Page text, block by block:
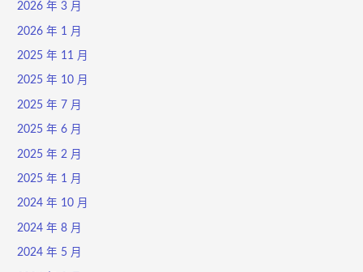
2026 年 3 月
2026 年 1 月
2025 年 11 月
2025 年 10 月
2025 年 7 月
2025 年 6 月
2025 年 2 月
2025 年 1 月
2024 年 10 月
2024 年 8 月
2024 年 5 月